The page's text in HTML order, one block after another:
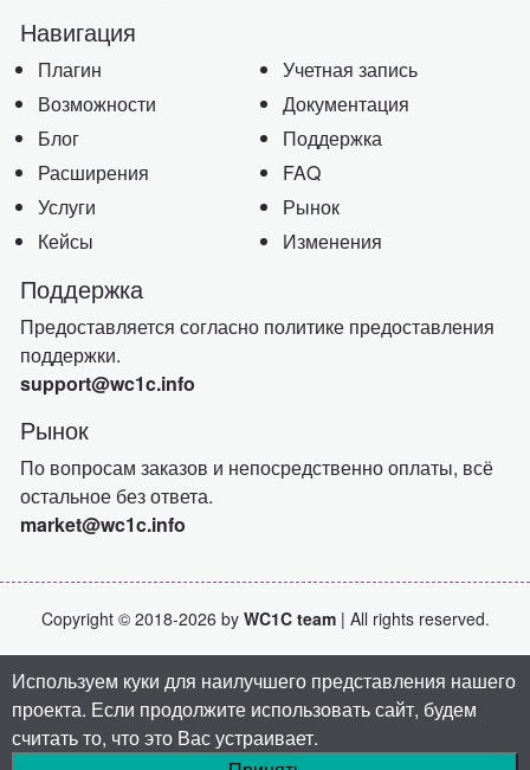
Навигация
Плагин
Возможности
Блог
Расширения
Услуги
Кейсы
Учетная запись
Документация
Поддержка
FAQ
Рынок
Изменения
Поддержка
Предоставляется согласно политике предоставления
поддержки.
support@wc1c.info
Рынок
По вопросам заказов и непосредственно оплаты, всё
остальное без ответа.
market@wc1c.info
Copyright © 2018-2026 by WC1C team| All rights reserved.
Используем куки для наилучшего представления нашего
проекта. Если продолжите использовать сайт, будем
считать то, что это Вас устраивает.